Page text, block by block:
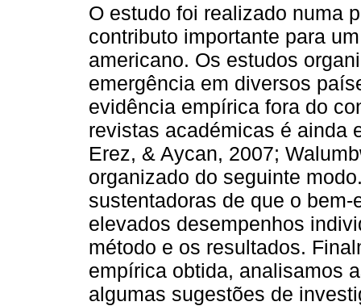
O estudo foi realizado numa
contributo importante para
americano. Os estudos
emergência em diversos
evidência empírica fora do
revistas académicas é ainda
Erez, & Aycan, 2007;
organizado do seguinte
sustentadoras de que o
elevados desempenhos
método e os resultados.
empírica obtida, analisamos
algumas sugestões de